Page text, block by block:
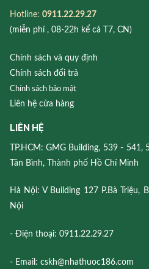
Hotline: 0911.22.29.27
(miễn phí , 08-22h kể cả T7, CN)
Chính sách và quy định
Chính sách đổi trả
Chính sách bảo mật
Liên hệ cửa hàng
LIÊN HỆ
TP.HCM: GMG Building, 539 - 541,
Tân Bình, Thành phố Hồ Chí Minh
Hà Nội: V Building 127 P.Bà Triệu,
Nội
- Điện thoại: 0911.22.29.27
- Email: cskh@nhathuoc186.com